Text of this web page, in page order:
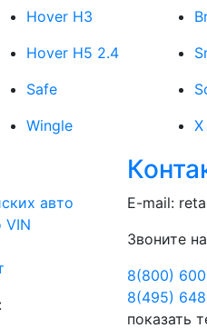
Hover H3
Hover H5 2.4
Safe
Wingle
авто
VIN
E-mail:
Звоните
8(800)
8(495)
показать